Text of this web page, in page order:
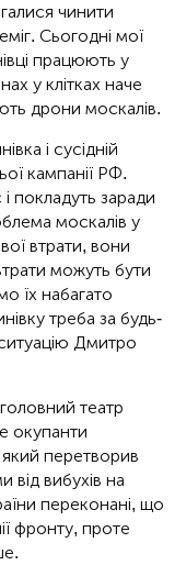
чинити
Сьогодні мої
працюють у
у клітках наче
дрони москалів.
і сусідній
кампанії РФ.
покладуть заради
москалів у
втрати, вони
можуть бути
їх набагато
треба за будь-
Дмитро
театр
окупанти
перетворив
від вибухів на
переконані, що
фронту, проте